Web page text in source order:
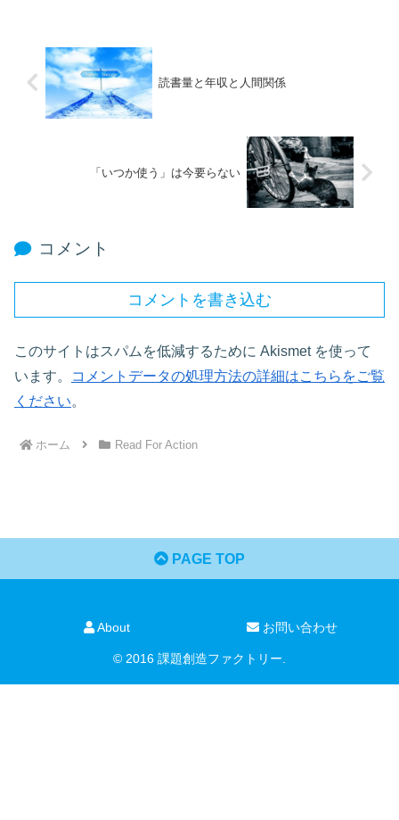
読書量と年収と人間関係
「いつか使う」は今要らない
コメント
コメントを書き込む
このサイトはスパムを低減するために Akismet を使って
います。
コメントデータの処理方法の詳細はこちらをご覧
ください。
ホーム Read For Action
PAGE TOP
About お問い合わせ
© 2016 課題創造ファクトリー.